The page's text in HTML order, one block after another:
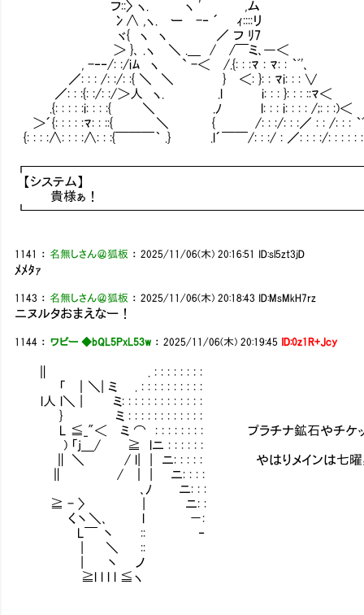
フ::〉 ヽ. ヽ ' ,ム
冫∧ ,ヽ. ー -‐ ´ ｨ::::リ
ヾ{ ヽ ヽ ／ フ ﾘ7
＞ }､ .ヽ ＼ .＿ / /￣ミ､―＜
, -‐‐/: :/iﾑ ヽ ` -＜ /.{: : :ﾏ : ﾏ: : ｀ﾞ'､
／: : : /: :/: :{ ＼ ＼ } ＜: }: : ﾏi: : : ∨
／: : :{: :/: :/＞人 ヽ. .l i: : : }: : : ::ﾏ＜
.{: : : : :i: : : :{ ＼ .ﾉ l: : : i: : : : /;: : :)＜
＞´{: : : : :ﾏ: : ::{ ＼ { /: : :/: : :／ : : /: : : ｀ﾞ
{: : : :∧: : : :∧: : :{￣￣￣｀ .} .l´￣￣/: : :/ : ／: : : :/: : : : : :
【システム】
貴様ぁ！
1141 ： 名無しさん＠狐板 ：2025/11/06(木) 20:16:51 ID:sl5zt3jD
ﾒﾒﾀｧ
1143 ： 名無しさん＠狐板 ：2025/11/06(木) 20:18:43 ID:MsMkH7rz
ニヌルタおまえなー！
1144 ： ワビー ◆bQL5PxL53w ：2025/11/06(木) 20:19:45 ID:0z1R+Jcy
∥ . : : : : : : : :
「 ｜＼| ミ . : : : : : : : : : :
l人 l＼ | ミ: : : : : : : : : : : : :
} ミ : : : : : : : : : : : :
L ≦_"＜ ミ ⌒ : : : : : : : : プラチナ鉱石やチケットは、
) 「j＿/ ≧ lニ : : : : : :
∥ ＼ / l| | ニ: : : : : やはりメインは七曜星
∥ / ｜ | ニ: : : :
､ﾉ ニ: : :
≧ - 〉 | ニ: :
く丶＼､ l －:
L￣ 丶 :: ‐
| ＼ ::
| 丶 ノ
≧l l l l ≦ヽ